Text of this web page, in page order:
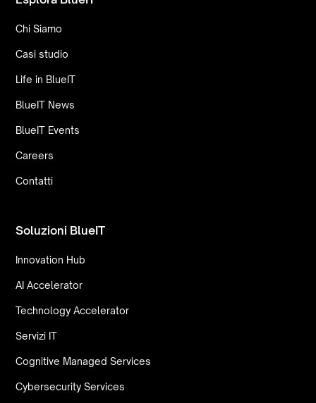
Chi Siamo
Casi studio
Life in BlueIT
BlueIT News
BlueIT Events
Careers
Contatti
Soluzioni BlueIT
Innovation Hub
AI Accelerator
Technology Accelerator
Servizi IT
Cognitive Managed Services
Cybersecurity Services